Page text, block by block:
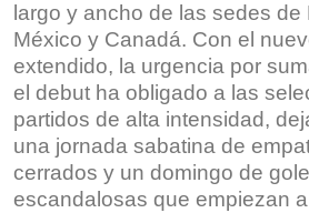
largo y ancho de las sedes
México y Canadá. Con el
extendido, la urgencia por
el debut ha obligado a las
partidos de alta intensidad,
una jornada sabatina de
cerrados y un domingo de
escandalosas que empiezan